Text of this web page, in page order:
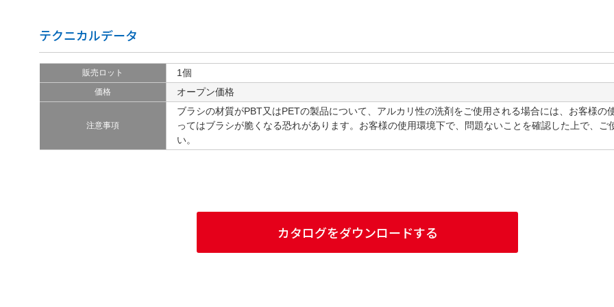
テクニカルデータ
販売ロット 1個
価格 オープン価格
注意事項
ブラシの材質がPBT又はPETの製品について、アルカリ性の洗剤をご使用される場合には、お客様の
ってはブラシが脆くなる恐れがあります。お客様の使用環境下で、問題ないことを確認した上で、ご
い。
カタログをダウンロードする